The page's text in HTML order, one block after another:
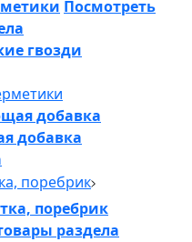
Посмотреть
гвозди
добавка
добавка
поребрик
поребрик
раздела